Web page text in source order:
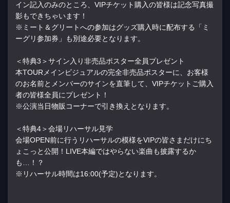
イン記入のみのところ、VIPチケット購入の皆様は記念写真撮
影もできちゃいます！
※ミート＆グリートへの参加はグッズ購入時に配布する「ミ
ーグリ参加券」も別途必要となります。
＜特典3＞サイン入り非売品ポスター全員プレゼント
本TOURメインビジュアルの完全非売品ポスターに、お客様
のお名前とメンバーのサインを直筆して、VIPチケットご購入
者の皆様全員にプレゼント！
※公演当日物販コーナーで引き換えとなります。
＜特典4＞会場リハーサル見学
会場OPEN前に行うリハーサルの模様をVIPの皆さまだけにち
ょこっと公開！LIVE本編ではやらない楽曲も披露するか
も…！？
※リハーサル時間は16:00(予定)となります。